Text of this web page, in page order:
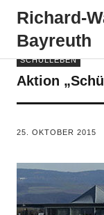
Richard-​​
Bayreuth
SCHULLEBEN
Aktion
25. OKTOBER 2015